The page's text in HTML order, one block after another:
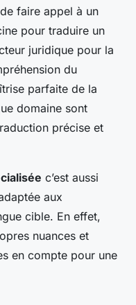
faire appel à un
pour traduire un
juridique pour la
du
parfaite de la
domaine sont
précise et
c’est aussi
aux
cible. En effet,
nuances et
en compte pour une